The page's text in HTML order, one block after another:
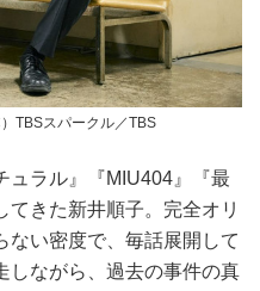
TBSスパークル／TBS
ラル』『MIU404』『最
きた新井順子。完全オリ
ない密度で、毎話展開して
しながら、過去の事件の真